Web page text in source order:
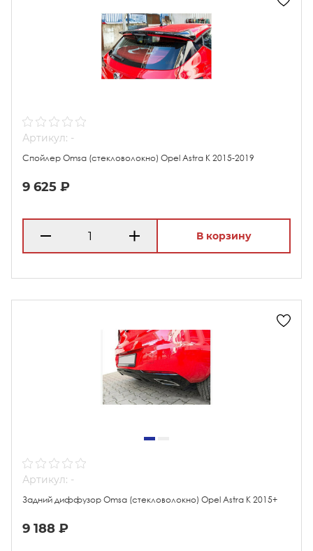
Артикул: -
Спойлер Omsa (стекловолокно) Opel Astra K 2015-2019
9 625 ₽
В корзину
Артикул: -
Задний диффузор Omsa (стекловолокно) Opel Astra K 2015+
9 188 ₽